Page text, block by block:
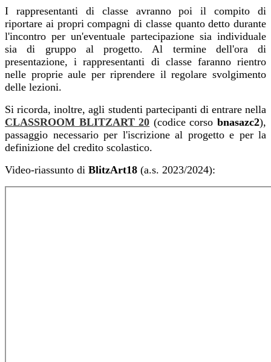
I rappresentanti di classe avranno poi il compito di
riportare ai propri compagni di classe quanto detto durante
l'incontro per un'eventuale partecipazione sia individuale
sia di gruppo al progetto. Al termine dell'ora di
presentazione, i rappresentanti di classe faranno rientro
nelle proprie aule per riprendere il regolare svolgimento
delle lezioni.
Si ricorda, inoltre, agli studenti partecipanti di entrare nella
CLASSROOM BLITZART 20 (codice corsobnasazc2),
passaggio necessario per l'iscrizione al progetto e per la
definizione del credito scolastico.
Video-riassunto di BlitzArt18 (a.s. 2023/2024):